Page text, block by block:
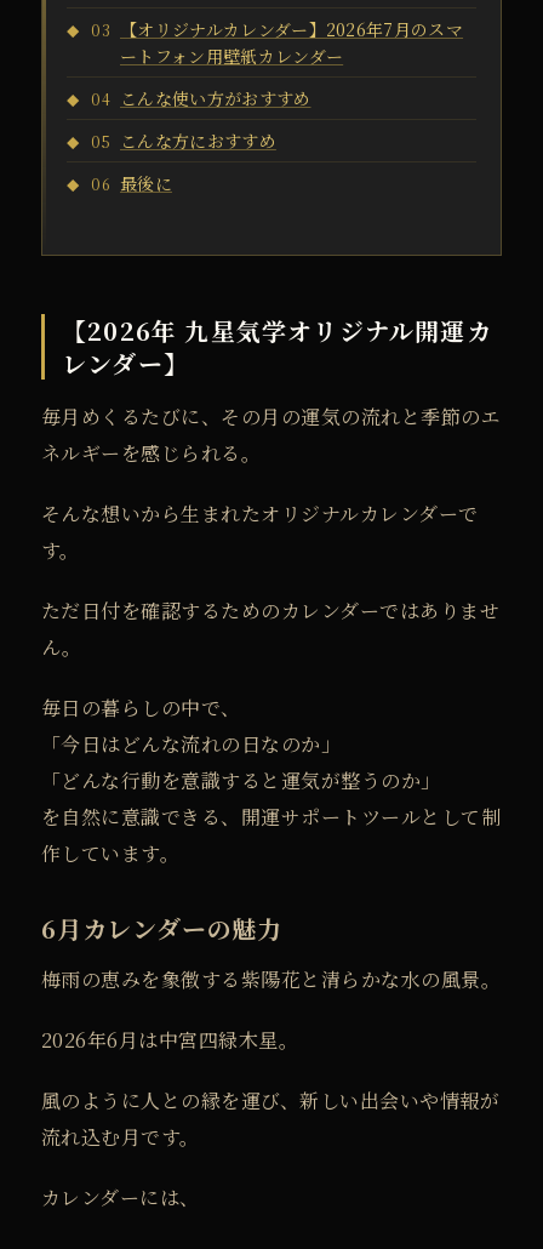
03
【オリジナルカレンダー】2026年7月のスマ
ートフォン用壁紙カレンダー
04 こんな使い方がおすすめ
05 こんな方におすすめ
06 最後に
【2026年 九星気学オリジナル開運カ
レンダー】
毎月めくるたびに、 その月の運気の流れと季節のエ
ネルギーを感じられる。
そんな想いから生まれたオリジナルカレンダーで
す。
ただ日付を確認するためのカレンダーではありませ
ん。
毎日の暮らしの中で、
「今日はどんな流れの日なのか」
「どんな行動を意識すると運気が整うのか」
を自然に意識できる、開運サポートツールとして制
作しています。
6月カレンダーの魅力
梅雨の恵みを象徴する紫陽花と清らかな水の風景。
2026年6月は中宮四緑木星。
風のように人との縁を運び、新しい出会いや情報が
流れ込む月です。
カレンダーには、